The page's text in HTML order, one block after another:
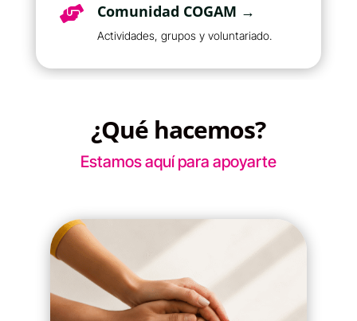
 Comunidad COGAM →
Actividades, grupos y voluntariado.
¿Qué hacemos?
Estamos aquí para apoyarte